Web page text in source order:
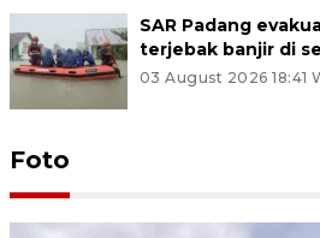
SAR Padang
terjebak banjir di
03 August 2026 18:41
Foto